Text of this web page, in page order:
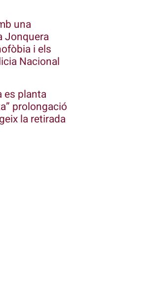
una
Jonquera
i els
Nacional
es planta
prolongació
la retirada